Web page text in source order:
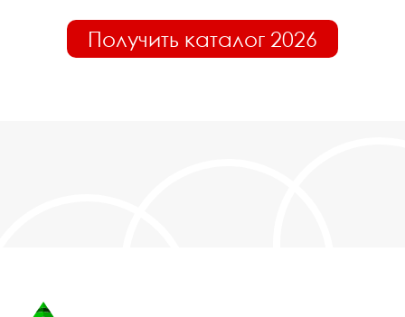
Получить каталог 2026